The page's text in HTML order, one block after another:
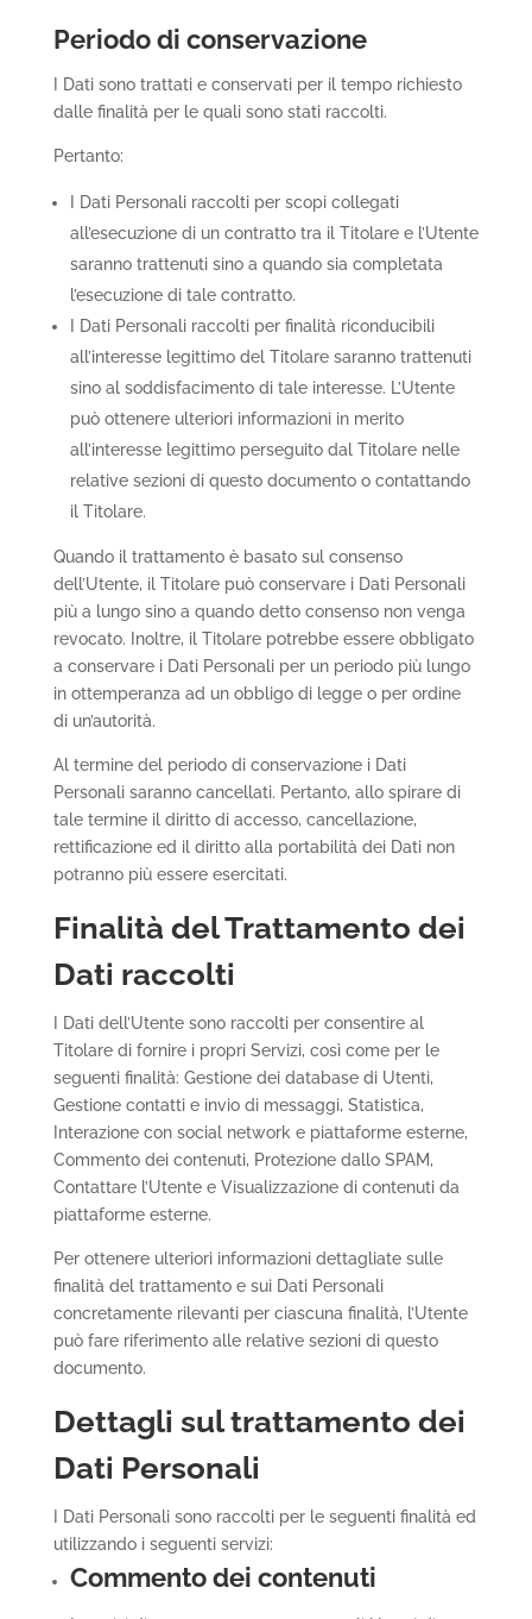
Periodo di conservazione
I Dati sono trattati e conservati per il tempo richiesto
dalle finalità per le quali sono stati raccolti.
Pertanto:
I Dati Personali raccolti per scopi collegati
all’esecuzione di un contratto tra il Titolare e l’Utente
saranno trattenuti sino a quando sia completata
l’esecuzione di tale contratto.
I Dati Personali raccolti per finalità riconducibili
all’interesse legittimo del Titolare saranno trattenuti
sino al soddisfacimento di tale interesse. L’Utente
può ottenere ulteriori informazioni in merito
all’interesse legittimo perseguito dal Titolare nelle
relative sezioni di questo documento o contattando
il Titolare.
Quando il trattamento è basato sul consenso
dell’Utente, il Titolare può conservare i Dati Personali
più a lungo sino a quando detto consenso non venga
revocato. Inoltre, il Titolare potrebbe essere obbligato
a conservare i Dati Personali per un periodo più lungo
in ottemperanza ad un obbligo di legge o per ordine
di un’autorità.
Al termine del periodo di conservazione i Dati
Personali saranno cancellati. Pertanto, allo spirare di
tale termine il diritto di accesso, cancellazione,
rettificazione ed il diritto alla portabilità dei Dati non
potranno più essere esercitati.
Finalità del Trattamento dei
Dati raccolti
I Dati dell’Utente sono raccolti per consentire al
Titolare di fornire i propri Servizi, così come per le
seguenti finalità: Gestione dei database di Utenti,
Gestione contatti e invio di messaggi, Statistica,
Interazione con social network e piattaforme esterne,
Commento dei contenuti, Protezione dallo SPAM,
Contattare l’Utente e Visualizzazione di contenuti da
piattaforme esterne.
Per ottenere ulteriori informazioni dettagliate sulle
finalità del trattamento e sui Dati Personali
concretamente rilevanti per ciascuna finalità, l’Utente
può fare riferimento alle relative sezioni di questo
documento.
Dettagli sul trattamento dei
Dati Personali
I Dati Personali sono raccolti per le seguenti finalità ed
utilizzando i seguenti servizi:
Commento dei contenuti